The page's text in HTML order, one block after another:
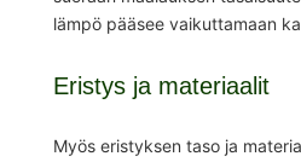
lämpö pääsee vaikuttamaan
Eristys ja materiaalit
Myös eristyksen taso ja